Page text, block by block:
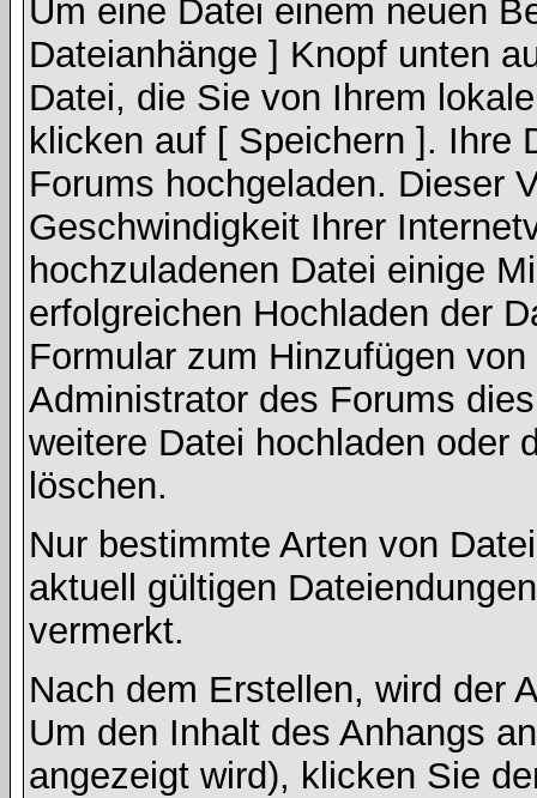
Um eine Datei einem neuen
Dateianhänge ] Knopf unten
Datei, die Sie von Ihrem
klicken auf [ Speichern ]. Ihre
Forums hochgeladen. Dieser
Geschwindigkeit Ihrer
hochzuladenen Datei einige
erfolgreichen Hochladen der
Formular zum Hinzufügen
Administrator des Forums
weitere Datei hochladen oder
löschen.
Nur bestimmte Arten von
aktuell gültigen
vermerkt.
Nach dem Erstellen, wird der
Um den Inhalt des Anhangs
angezeigt wird), klicken Sie